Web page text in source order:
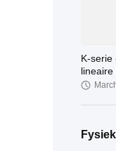
K-serie
lineaire
in